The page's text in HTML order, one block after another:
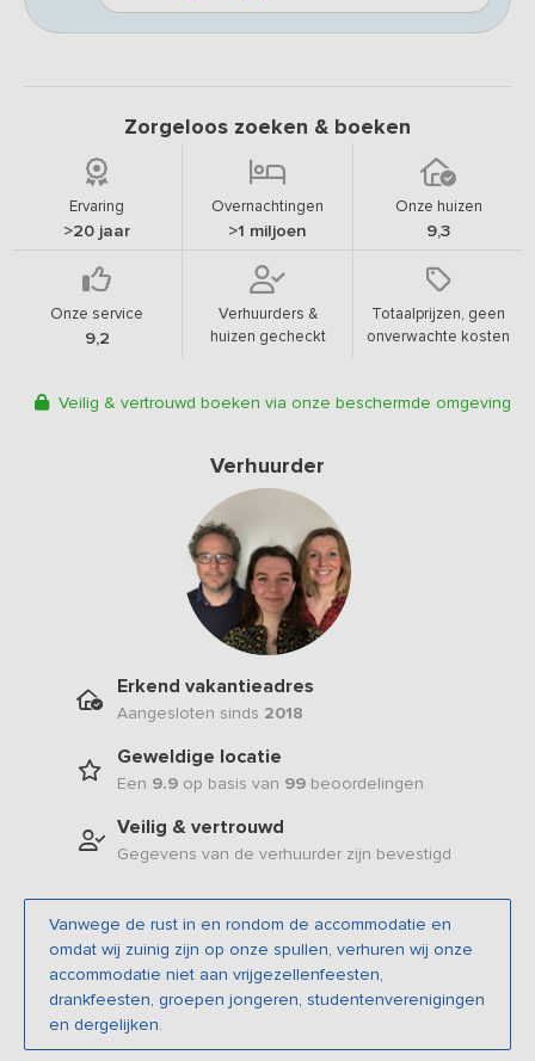
Zorgeloos zoeken & boeken
Ervaring
>20 jaar
Overnachtingen
>1 miljoen
Onze huizen
9,3
Onze service
9,2
Verhuurders &
huizen gecheckt
Totaalprijzen, geen
onverwachte kosten
Veilig & vertrouwd boeken via onze beschermde omgeving
Verhuurder
Erkend vakantieadres
Aangesloten sinds 2018
Geweldige locatie
Een 9.9 op basis van 99 beoordelingen
Veilig & vertrouwd
Gegevens van de verhuurder zijn bevestigd
Vanwege de rust in en rondom de accommodatie en
omdat wij zuinig zijn op onze spullen, verhuren wij onze
accommodatie niet aan vrijgezellenfeesten,
drankfeesten, groepen jongeren, studentenverenigingen
en dergelijken.